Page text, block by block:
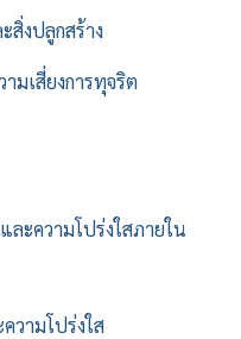
งปลูกสร้าง
มเสี่ยงการทุจริต
ละความโปร่งใสภายใน
วามโปร่งใส